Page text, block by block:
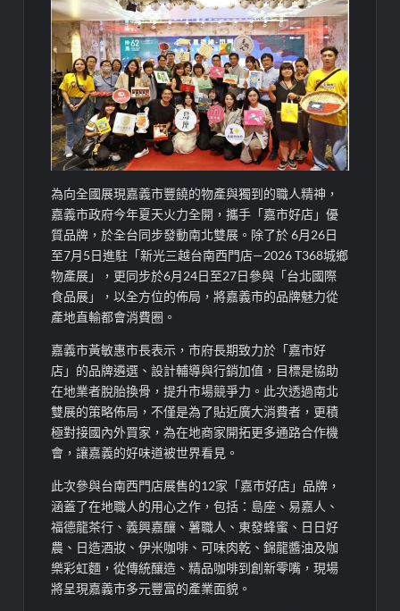
為向全國展現嘉義市豐饒的物產與獨到的職人精神，
嘉義市政府今年夏天火力全開，攜手「嘉市好店」優
質品牌，於全台同步發動南北雙展 。除了於 6月26日
至7月5日進駐「新光三越台南西門店—2026 T368城鄉
物產展」，更同步於6月24日至27日參與「台北國際
食品展」，以全方位的佈局，將嘉義市的品牌魅力從
產地直輸都會消費圈。
嘉義市黃敏惠市長表示，市府長期致力於「嘉市好
店」的品牌遴選、設計輔導與行銷加值，目標是協助
在地業者脫胎換骨，提升市場競爭力。此次透過南北
雙展的策略佈局，不僅是為了貼近廣大消費者，更積
極對接國內外買家，為在地商家開拓更多通路合作機
會，讓嘉義的好味道被世界看見。
此次參與台南西門店展售的12家 「嘉市好店」 品牌，
涵蓋了在地職人的用心之作，包括：島座、易嘉人、
福德龍茶行 、義興嘉釀、薯職人、 東發蜂蜜 、日日好
農、日造酒妝、伊米咖啡、可味肉乾、錦龍醬油及咖
樂彩虹麵 ，從傳統釀造、精品咖啡到創新零嘴，現場
將呈現嘉義市多元豐富的產業面貌。